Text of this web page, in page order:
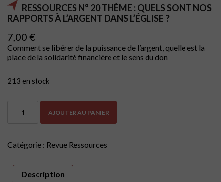
RESSOURCES N° 20 THÈME : QUELS SONT NOS
RAPPORTS À L’ARGENT DANS L’ÉGLISE ?
7,00 €
Comment se libérer de la puissance de l’argent, quelle est la
place de la solidarité financière et le sens du don
213 en stock
Ressources
20
Thème
quels
sont
AJOUTER AU PANIER
Catégorie : Revue Ressources
Description